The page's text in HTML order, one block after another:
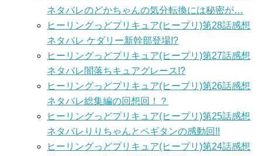
ネタバレのどかちゃんの気分転換には秘密が…
ヒーリングっどプリキュア(ヒープリ)第28話感想
ネタバレ ケダリー新幹部登場!?
ヒーリングっどプリキュア(ヒープリ)第27話感想
ネタバレ闇落ちキュアグレース!?
ヒーリングっどプリキュア(ヒープリ)第26話感想
ネタバレ総集編の回想回！？
ヒーリングっどプリキュア(ヒープリ)第25話感想
ネタバレりりちゃんとペギタンの感動回!!
ヒーリングっどプリキュア(ヒープリ)第24話感想